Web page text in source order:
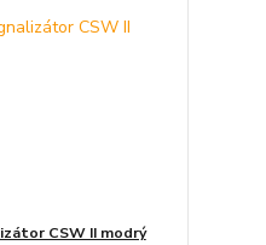
CSW II modrý